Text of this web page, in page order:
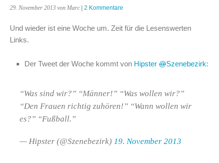
29. November 2013 von Marc | 2 Kommentare
Und wieder ist eine Woche um. Zeit für die Lesenswerten
Links.
Der Tweet der Woche kommt von @Szenebezirk:
“Was sind wir?” “Männer!” “Was wollen wir?”
“Den Frauen richtig zuhören!” “Wann wollen wir
es?” “Fußball.”
— Hipster (@Szenebezirk) 19. November 2013